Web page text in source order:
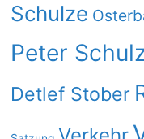
Schulze
Peter
Detlef Stober